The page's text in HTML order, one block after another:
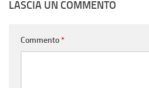
LASCIA UN COMMENTO
Commento*